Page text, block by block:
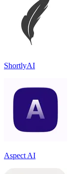
ShortlyAI
Aspect AI